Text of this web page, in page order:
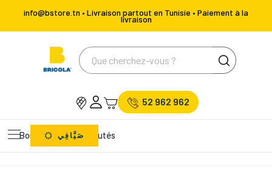
info@bstore.tn • Livraison partout en Tunisie • Paiement à la
livraison
52 962 962
Bons Plans Nouveautés
صَيَّافِي